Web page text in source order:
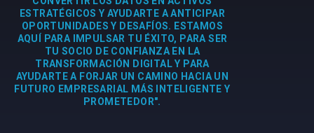
ESTRATÉGICOS Y AYUDARTE A ANTICIPAR
OPORTUNIDADES Y DESAFÍOS. ESTAMOS
AQUÍ PARA IMPULSAR TU ÉXITO, PARA SER
TU SOCIO DE CONFIANZA EN LA
TRANSFORMACIÓN DIGITAL Y PARA
AYUDARTE A FORJAR UN CAMINO HACIA UN
FUTURO EMPRESARIAL MÁS INTELIGENTE Y
PROMETEDOR".